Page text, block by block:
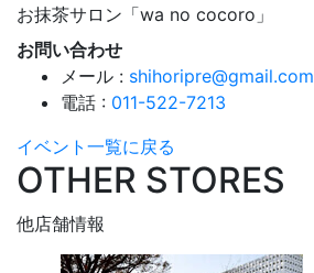
お抹茶サロン「wa no cocoro」
お問い合わせ
メール : shihoripre@gmail.com
電話 : 011-522-7213
イベント一覧に戻る
OTHER STORES
他店舗情報